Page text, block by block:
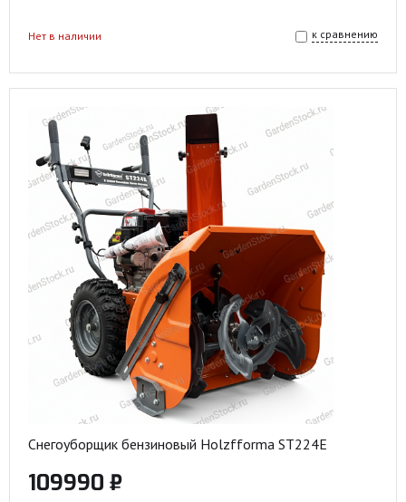
к сравнению
Нет в наличии
Снегоуборщик бензиновый Holzfforma ST224E
109990 ₽